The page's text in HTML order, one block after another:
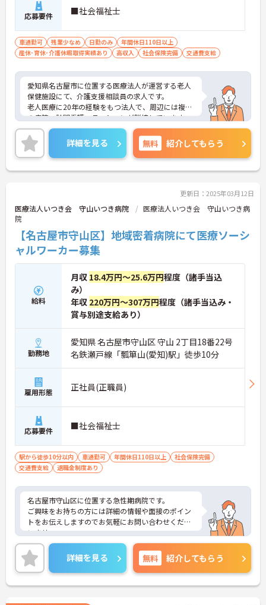
応募要件 ■社会福祉士
車通勤可 残業少なめ 日勤のみ
年間休日110日以上
産休･育休･介護休暇取得実績あり
高収入 社会保険完備 交通費支給
愛知県名古屋市に位置する医療法人が運営する老人
保健施設にて、介護支援相談員の求人です。
老人医療に20年の経験をもつ法人で、周辺には複数
の病院・訪問看護ステーションが隣接しています。
日勤帯の勤務、土曜日・日曜日のお休みなので予定
が立てやすく、ご家庭との両立も可能です。
ご興味ある方には、面接対策ポイントなど、さらに
詳細をお話しいたしますのでお気軽にご相談くださ
い。
詳細を見る 無料 紹介してもらう
更新日：2025年03月12日
医療法人いつき会 守山いつき病院
医療法人いつき会 守山いつき病
院
【名古屋市守山区】地域密着病院にて医療ソーシ
ャルワーカー募集
給料
月収 18.4万円～25.6万円程度（諸手当込
み）
年収 220万円～307万円程度（諸手当込み・
賞与別途支給あり）
勤務地
愛知県 名古屋市守山区 守山 2丁目18番22号
名鉄瀬戸線「瓢箪山(愛知)駅」徒歩10分
雇用形態 正社員(正職員)
応募要件 ■社会福祉士
駅から徒歩10分以内 車通勤可 年間休日110日以上
社会保険完備
交通費支給
退職金制度あり
名古屋市守山区に位置する急性期病院です。
ご興味をお持ちの方には詳細の情報や面接のポイン
トをお伝えしますのでお気軽にお問い合わせくださ
いませ。
詳細を見る 無料 紹介してもらう